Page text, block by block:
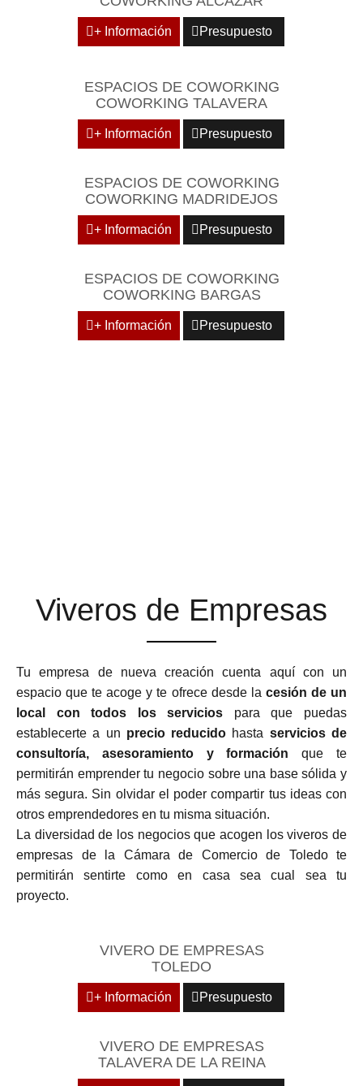
+ Información Presupuesto
ESPACIOS DE COWORKING
COWORKING TALAVERA
+ Información Presupuesto
ESPACIOS DE COWORKING
COWORKING MADRIDEJOS
+ Información Presupuesto
ESPACIOS DE COWORKING
COWORKING BARGAS
+ Información Presupuesto
Viveros de Empresas
Tu empresa de nueva creación cuenta aquí con un
espacio que te acoge y te ofrece desde la cesión de un
local con todos los servicios para que puedas
establecerte a un precio reducido hasta servicios de
consultoría, asesoramiento y formación que te
permitirán emprender tu negocio sobre una base sólida y
más segura. Sin olvidar el poder compartir tus ideas con
otros emprendedores en tu misma situación.
La diversidad de los negocios que acogen los viveros de
empresas de la Cámara de Comercio de Toledo te
permitirán sentirte como en casa sea cual sea tu
proyecto.
VIVERO DE EMPRESAS
TOLEDO
+ Información Presupuesto
VIVERO DE EMPRESAS
TALAVERA DE LA REINA